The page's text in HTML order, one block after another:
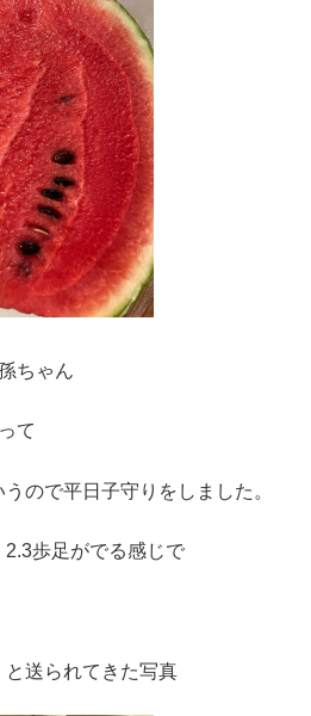
ちゃん
て
ので平日子守りをしました。
2.3歩足がでる感じで
送られてきた写真